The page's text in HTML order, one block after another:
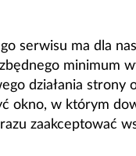
serwisu ma dla
minimum
działania
okno, w którym
zaakceptować